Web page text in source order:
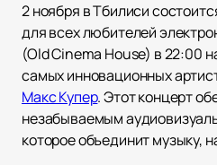
2 ноября в Тбилиси
для всех любителей
(Old Cinema House) в 22:00
самых инновационных
Макс Купер. Этот концерт
незабываемым
которое объединит музыку,